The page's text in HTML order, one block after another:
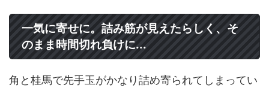
一気に寄せに。詰み筋が見えたらしく、そ
のまま時間切れ負けに...
角と桂馬で先手玉がかなり詰め寄られてしまってい